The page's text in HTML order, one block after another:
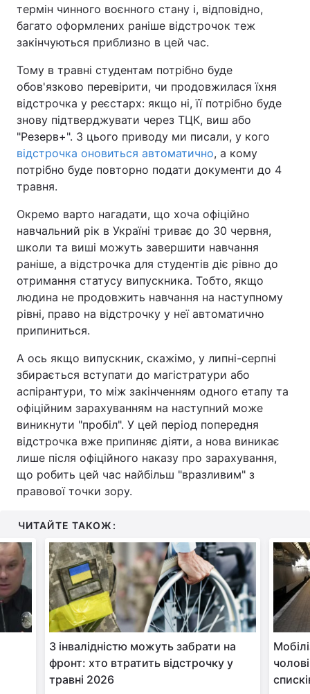
термін чинного воєнного стану і, відповідно,
багато оформлених раніше відстрочок теж
закінчуються приблизно в цей час.
Тому в травні студентам потрібно буде
обов'язково перевірити, чи продовжилася їхня
відстрочка у реєстарх: якщо ні, її потрібно буде
знову підтверджувати через ТЦК, виш або
"Резерв+". З цього приводу ми писали, у кого
відстрочка оновиться автоматично, а кому
потрібно буде повторно подати документи до 4
травня.
Окремо варто нагадати, що хоча офіційно
навчальний рік в Україні триває до 30 червня,
школи та виші можуть завершити навчання
раніше, а відстрочка для студентів діє рівно до
отримання статусу випускника. Тобто, якщо
людина не продовжить навчання на наступному
рівні, право на відстрочку у неї автоматично
припиниться.
А ось якщо випускник, скажімо, у липні-серпні
збирається вступати до магістратури або
аспірантури, то між закінченням одного етапу та
офіційним зарахуванням на наступний може
виникнути "пробіл". У цей період попередня
відстрочка вже припиняє діяти, а нова виникає
лише після офіційного наказу про зарахування,
що робить цей час найбільш "вразливим" з
правової точки зору.
ЧИТАЙТЕ ТАКОЖ:
З інвалідністю можуть забрати на
фронт: хто втратить відстрочку у
травні 2026